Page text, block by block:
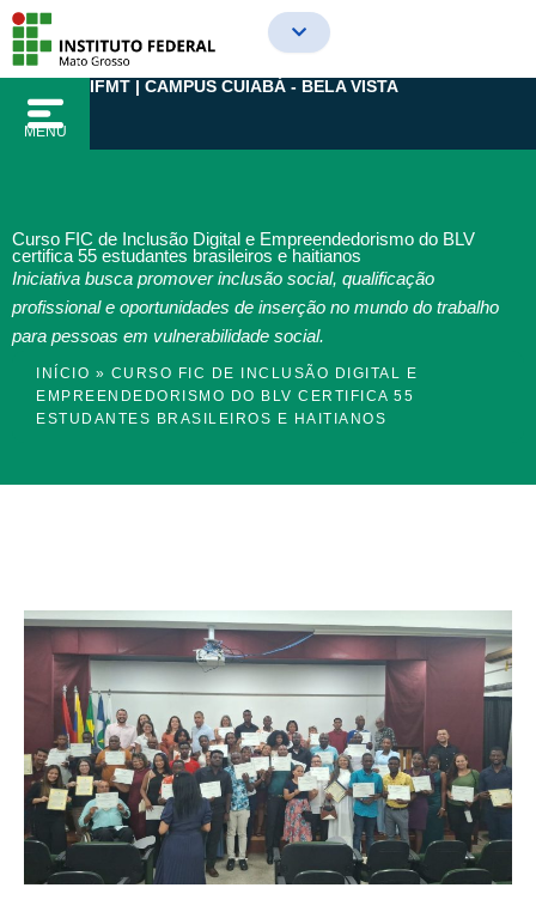
para
conteúdo
MENU
IFMT | CAMPUS CUIABÁ - BELA VISTA
Curso FIC de Inclusão Digital e Empreendedorismo do BLV
certifica 55 estudantes brasileiros e haitianos
Iniciativa busca promover inclusão social, qualificação
profissional e oportunidades de inserção no mundo do trabalho
para pessoas em vulnerabilidade social.
INÍCIO » CURSO FIC DE INCLUSÃO DIGITAL E
EMPREENDEDORISMO DO BLV CERTIFICA 55
ESTUDANTES BRASILEIROS E HAITIANOS